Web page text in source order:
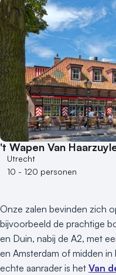
't Wapen Van
Utrecht
10 - 120 personen
Onze zalen bevinden zich
bijvoorbeeld de prachtige
en Duin, nabij de A2, met
en Amsterdam of midden
echte aanrader is het Van